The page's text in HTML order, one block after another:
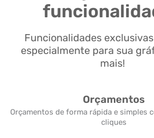
Funcionalidades
especialmente para sua
mais!
Orçamentos
Orçamentos de forma rápida e simples
cliques